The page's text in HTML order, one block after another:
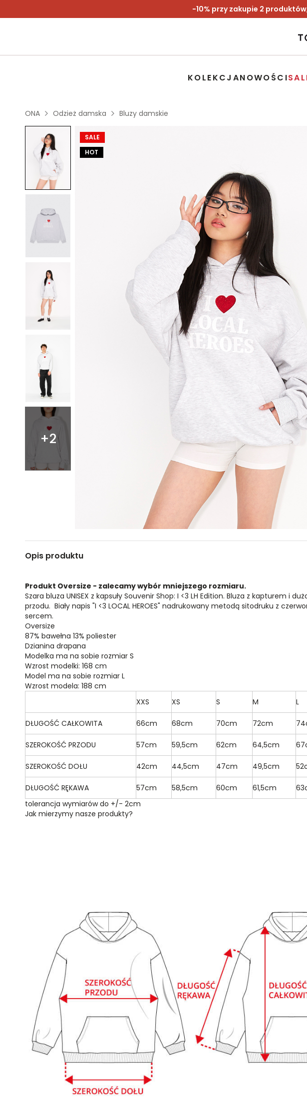
-10% przy zakupie 2
KOLEKCJANOWOŚCI
ONA Odzież damska Bluzy damskie
SALE
HOT
Opis produktu
Produkt Oversize - zalecamy wybór mniejszego rozmiaru.
Szara bluza UNISEX z kapsuły Souvenir Shop: I <3 LH Edition. Bluza z kapturem i
przodu. Biały napis "I <3 LOCAL HEROES" nadrukowany metodą sitodruku z
sercem.
Oversize
87% bawełna 13% poliester
Dzianina drapana
Modelka ma na sobie rozmiar S
Wzrost modelki: 168 cm
Model ma na sobie rozmiar L
Wzrost modela: 188 cm
XXS
XS S M L
DŁUGOŚĆ CAŁKOWITA 66cm 68cm 70cm 72cm
SZEROKOŚĆ PRZODU 57cm 59,5cm 62cm 64,5cm
SZEROKOŚĆ DOŁU 42cm 44,5cm 47cm 49,5cm
DŁUGOŚĆ RĘKAWA 57cm 58,5cm 60cm 61,5cm
tolerancja wymiarów do +/- 2cm
Jak mierzymy nasze produkty?